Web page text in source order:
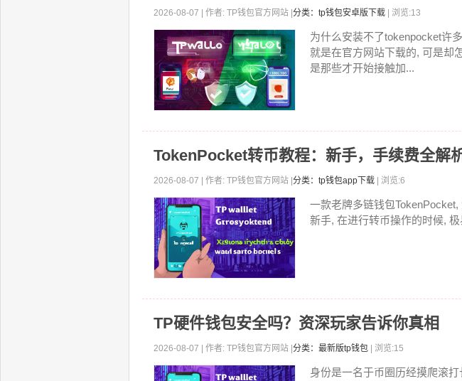
2026-08-07 | 作者: TP钱包官方网站 | 分类：tp钱包安卓版下载 | 浏览:13
为什么安装不了tokenpocket许
就是在官方网站下载的, 可是却
是那些才开始接触加...
TokenPocket转币教程：新手，手续费全解
2026-08-07 | 作者: TP钱包官方网站 | 分类：tp钱包app下载 | 浏览:6
一款老牌多链钱包
新手, 在进行转币操作的时候,
TP硬件钱包安全吗？资深玩家告诉你真相
2026-08-07 | 作者: TP钱包官方网站 | 分类：最新版tp钱包 | 浏览:15
身份是一名于币圈历经摸爬滚